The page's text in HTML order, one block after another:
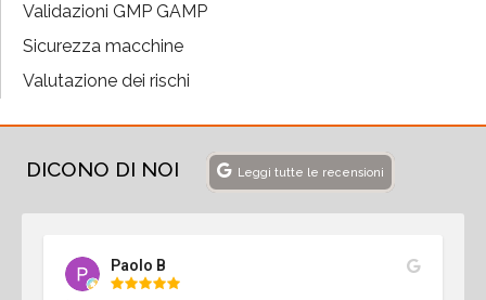
Validazioni GMP GAMP
Sicurezza macchine
Valutazione dei rischi
DICONO DI NOI Leggi tutte le recensioni
Paolo B